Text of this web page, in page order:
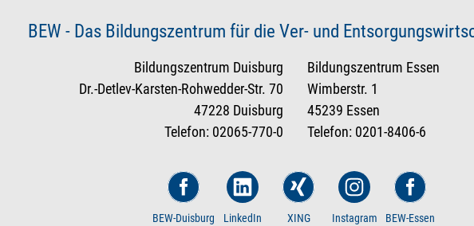
BEW - Das Bildungszentrum für die Ver- und
Bildungszentrum Duisburg
Dr.-Detlev-Karsten-Rohwedder-Str. 70
47228 Duisburg
Telefon: 02065-770-0
Bildungszentrum Essen
Wimberstr. 1
45239 Essen
Telefon: 0201-8406-6
BEW-Duisburg LinkedIn XING Instagram BEW-Essen